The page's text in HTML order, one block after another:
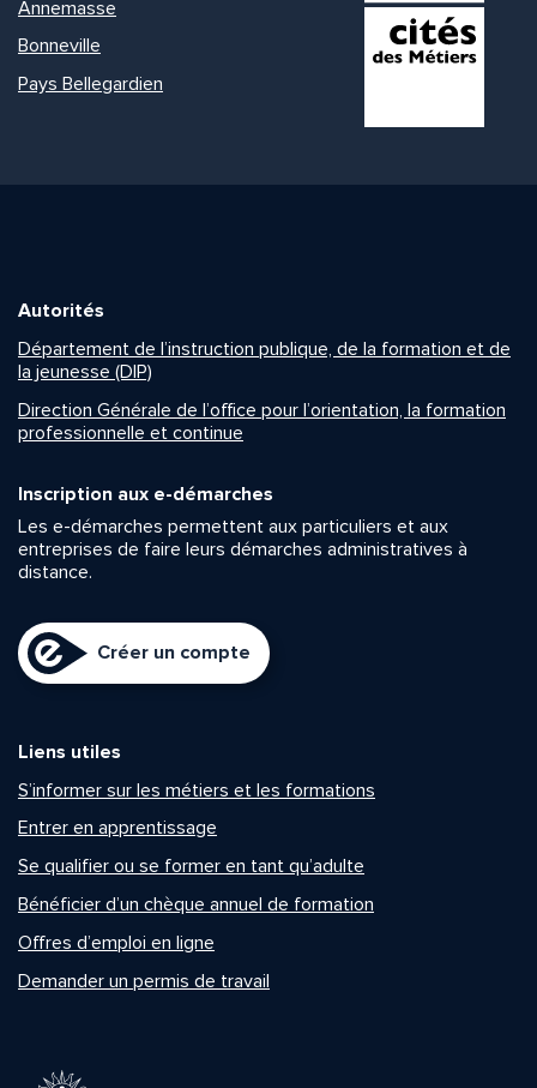
Annemasse
Bonneville
Pays Bellegardien
Autorités
Département de l’instruction publique, de la formation et de
la jeunesse (DIP)
Direction Générale de l’office pour l’orientation, la formation
professionnelle et continue
Inscription aux e-démarches
Les e-démarches permettent aux particuliers et aux
entreprises de faire leurs démarches administratives à
distance.
Créer un compte
Liens utiles
S’informer sur les métiers et les formations
Entrer en apprentissage
Se qualifier ou se former en tant qu’adulte
Bénéficier d’un chèque annuel de formation
Offres d’emploi en ligne
Demander un permis de travail